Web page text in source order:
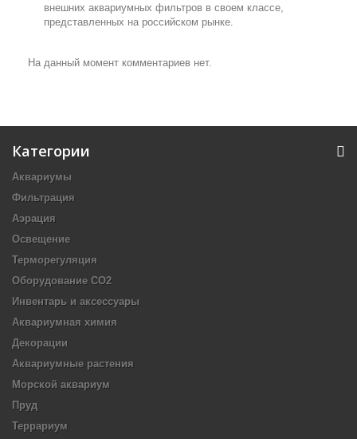
внешних аквариумных фильтров в своем классе,
представленных на российском рынке.
На данный момент комментариев нет.
Категории
Аквариумы
Фильтрация
Аэрация
Освещение
Терморегуляция
Оборудование CO2
Инвентарь и аксессуары
Аквариумная химия
Декорации
Аквариумные растения
Морской аквариум
Пруд
Террариум